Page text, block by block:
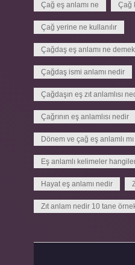
Çağ eş anlamı ne Çağ
Çağ yerine ne kullanılır
Çağdaş eş anlamı ne demek
Çağdaş ismi anlamı nedir
Çağdaşın eş zıt anlamlısı
Çağrının eş anlamlısı nedir
Dönem ve çağ eş anlamlı mı
Eş anlamlı kelimeler
Hayat eş anlamı nedir
Zıt anlam nedir 10 tane